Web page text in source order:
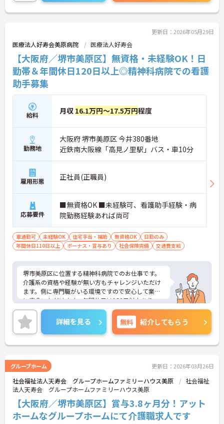
更新日：2026年05月29日
医療法人好寿会美原病院 医療法人好寿会
【大阪府／堺市美原区】無資格・未経験OK！日
勤帯＆年間休日120日以上◎精神科病院での看護
助手募集
給料 月収 16.1万円～17.5万円程度
勤務地
大阪府 堺市美原区 今井380番地
近鉄南大阪線「高見ノ里駅」バス・車10分
雇用形態 正社員(正職員)
応募要件
■無資格OK ■未経験可、看護助手経験・病
院勤務経験あれば尚可
車通勤可 未経験OK 住宅手当・補助 無資格OK
日勤のみ
年間休日110日以上
ボーナス・賞与あり 社会保険完備 交通費支給
堺市美原区に位置する精神科病院でのお仕事です。
介護系の資格や経験が無い方もチャレンジいただけ
ます。側に専門職がいる環境ですので安心して業務
に専念いただけます。年間休日は120日以上あり、
ワークライフバランスを重視した働き方も叶いま
す。ご興味のある方には、面接対策ポイントなど、
さらに詳細をお話しいたしますのでお気軽にご相談
ください！
詳細を見る 無料 紹介してもらう
グループホーム 更新日：2026年03月26日
社会福祉法人天寿会 グループホームファミリーハウス美原
社会福祉
法人天寿会 グループホームファミリーハウス美原
【大阪府／堺市美原区】賞与3.8ヶ月分！アット
ホームなグループホームにて介護職求人です